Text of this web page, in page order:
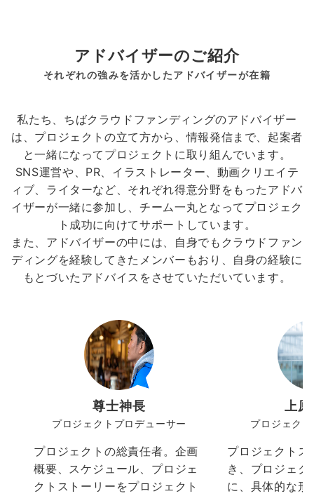
アドバイザーのご紹介
それぞれの強みを活かしたアドバイザーが在籍
私たち、ちばクラウドファンディングのアドバイザー
は、プロジェクトの立て方から、情報発信まで、起案者
と一緒になってプロジェクトに取り組んでいます。
SNS運営や、PR、イラストレーター、動画クリエイテ
ィブ、ライターなど、それぞれ得意分野をもったアドバ
イザーが一緒に参加し、チーム一丸となってプロジェク
ト成功に向けてサポートしています。
また、アドバイザーの中には、自身でもクラウドファン
ディングを経験してきたメンバーもおり、自身の経験に
もとづいたアドバイスをさせていただいています。
尊士神長
プロジェクトプロデューサー
プロジェクトの総責任者。企画
概要、スケジュール、プロジェ
クトストーリーをプロジェクト
上
プロジェク
プロジェクト
き、プロジェ
に、具体的な